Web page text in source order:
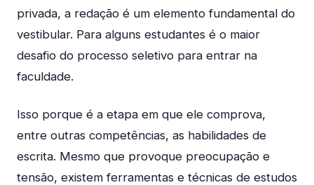
privada, a redação é um elemento fundamental do
vestibular. Para alguns estudantes é o maior
desafio do processo seletivo para entrar na
faculdade.
Isso porque é a etapa em que ele comprova,
entre outras competências, as habilidades de
escrita. Mesmo que provoque preocupação e
tensão, existem ferramentas e técnicas de estudos